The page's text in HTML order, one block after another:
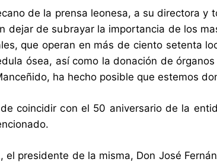
de la prensa leonesa, a su directora y
dejar de subrayar la importancia de los
que operan en más de ciento setenta
ósea, así como la donación de
ha hecho posible que estemos
coincidir con el 50 aniversario de la
el presidente de la misma, Don José